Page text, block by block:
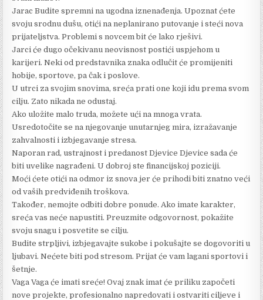
Jarac Budite spremni na ugodna iznenađenja. Upoznat ćete
svoju srodnu dušu, otići na neplanirano putovanje i steći nova
prijateljstva. Problemi s novcem bit će lako rješivi.
Jarci će dugo očekivanu neovisnost postići uspjehom u
karijeri. Neki od predstavnika znaka odlučit će promijeniti
hobije, sportove, pa čak i poslove.
U utrci za svojim snovima, sreća prati one koji idu prema svom
cilju. Zato nikada ne odustaj.
Ako uložite malo truda, možete ući na mnoga vrata.
Usredotočite se na njegovanje unutarnjeg mira, izražavanje
zahvalnosti i izbjegavanje stresa.
Naporan rad, ustrajnost i predanost Djevice Djevice sada će
biti uvelike nagrađeni. U dobroj ste financijskoj poziciji.
Moći ćete otići na odmor iz snova jer će prihodi biti znatno veći
od vaših predviđenih troškova.
Također, nemojte odbiti dobre ponude. Ako imate karakter,
sreća vas neće napustiti. Preuzmite odgovornost, pokažite
svoju snagu i posvetite se cilju.
Budite strpljivi, izbjegavajte sukobe i pokušajte se dogovoriti u
ljubavi. Nećete biti pod stresom. Prijat će vam lagani sportovi i
šetnje.
Vaga Vaga će imati sreće! Ovaj znak imat će priliku započeti
nove projekte, profesionalno napredovati i ostvariti ciljeve i